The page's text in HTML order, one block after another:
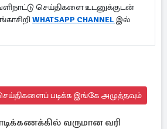
செய்திகளை உடனுக்குடன்
WHATSAPP CHANNEL இல்
படிக்க இங்கே அழுத்தவும்
வருமான வரி